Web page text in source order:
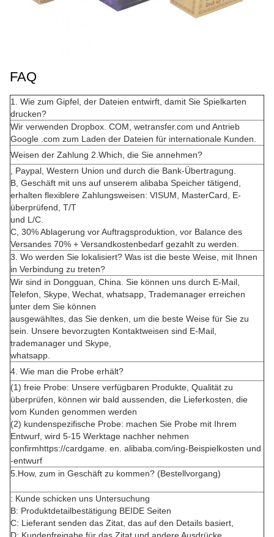
FAQ
1. Wie zum Gipfel, der Dateien entwirft, damit Sie Spielkarten
drucken?
Wir verwenden Dropbox. COM, wetransfer.com und Antrieb
Google .com zum Laden der Dateien für internationale Kunden.
Weisen der Zahlung 2.Which, die Sie annehmen?
, Paypal, Western Union und durch die Bank-Übertragung.
B, Geschäft mit uns auf unserem alibaba Speicher tätigend,
erhalten flexiblere Zahlungsweisen: VISUM, MasterCard, E-
überprüfend, T/T
und L/C.
C, 30% Ablagerung vor Auftragsproduktion, vor Balance des
Versandes 70% + Versandkostenbedarf gezahlt zu werden.
3. Wo werden Sie lokalisiert? Was ist die beste Weise, mit Ihnen
in Verbindung zu treten?
Wir sind in Dongguan, China. Sie können uns durch E-Mail,
Telefon, Skype, Wechat, whatsapp, Trademanager erreichen
unter dem Sie können
ausgewähltes, das Sie denken, um die beste Weise für Sie zu
sein. Unsere bevorzugten Kontaktweisen sind E-Mail,
trademanager und Skype,
whatsapp.
4. Wie man die Probe erhält?
(1) freie Probe: Unsere verfügbaren Produkte, Qualität zu
überprüfen, können wir bald aussenden, die Lieferkosten, die
vom Kunden genommen werden
(2) kundenspezifische Probe: machen Sie Probe mit Ihrem
Entwurf, wird 5-15 Werktage nachher nehmen
confirmhttps://cardgame. en. alibaba.com/ing-Beispielkosten und
-entwurf
5.How, zum in Geschäft zu kommen? (Bestellvorgang)
: Kunde schicken uns Untersuchung
B: Produktdetailbestätigung BEIDE Seiten
C: Lieferant senden das Zitat, das auf den Details basiert,